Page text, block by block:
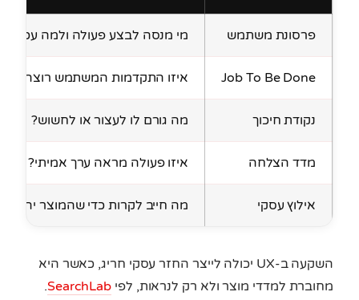
פרסונת משתמש מי מנסה לבצע פעולה ולמה עכשיו?
Job To Be Done איזו התקדמות המשתמש רוצה
נקודת חיכוך מה גורם לו לעצור או לחשוש?
מדד הצלחה איזו פעולה מראה ערך אמיתי?
אילוץ עסקי מה חייב לקרות כדי שהמוצר יהיה
השקעה ב-UX יכולה לייצר החזר עסקי חריג, כאשר היא
מחוברת למדדי מוצר ולא רק לנראות, לפי SearchLab
.